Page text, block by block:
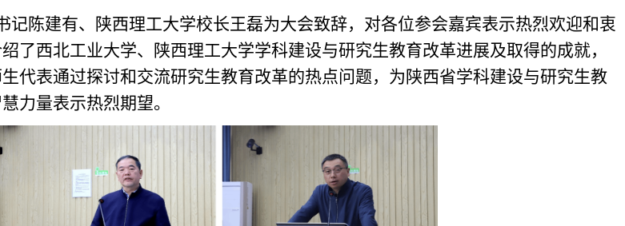
记陈建有、陕西理工大学校长王磊为大会致辞，对各位参会嘉宾表示热烈欢迎和衷
了西北工业大学、陕西理工大学学科建设与研究生教育改革进展及取得的成就，
代表通过探讨和交流研究生教育改革的热点问题，为陕西省学科建设与研究生教
力量表示热烈期望。